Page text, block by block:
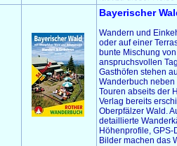
Bayerischer
Wandern und
oder auf einer
bunte Mischung
anspruchsvollen
Gasthöfen stehen
Wanderbuch
Touren abseits der
Verlag bereits
Oberpfälzer Wald.
detaillierte
Höhenprofile,
Bilder machen das